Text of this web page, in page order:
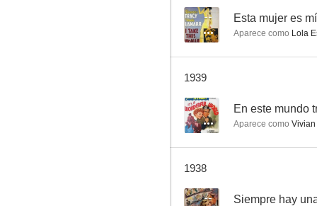
-- Esta mujer es
Aparece como Lola
1939
-- En este mundo
Aparece como Vivian
1938
-- Siempre hay